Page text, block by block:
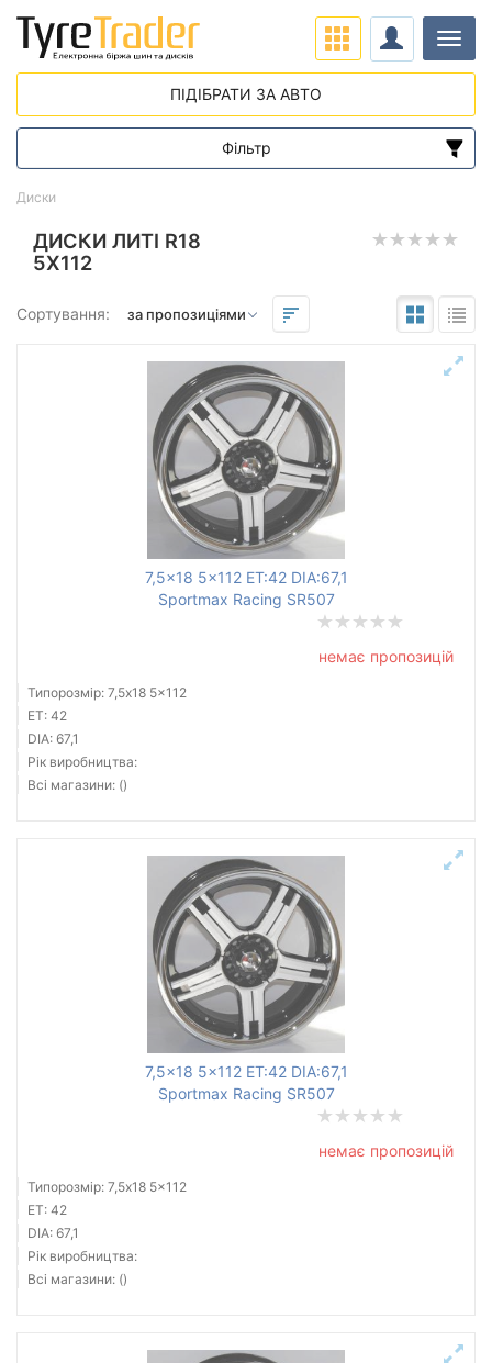
ДИСКИ ЛИТІ R18
5X112
Сортування:
7,5x18 5x112 ET:42 DIA:67,1
Sportmax Racing SR507
немає пропозицій
Типорозмір: 7,5x18 5x112
ET: 42
DIA: 67,1
Рік виробництва:
Всі магазини: ()
7,5x18 5x112 ET:42 DIA:67,1
Sportmax Racing SR507
немає пропозицій
Типорозмір: 7,5x18 5x112
ET: 42
DIA: 67,1
Рік виробництва:
Всі магазини: ()
Диски
ПІДІБРАТИ ЗА АВТО
Фільтр
від
до
до
ALST (KFZ)
Mak
ZF
Flow Forming